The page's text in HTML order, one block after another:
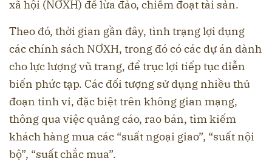
xã hội (NƠXH) để lừa đảo, chiếm đoạt tài sản.
Theo đó, thời gian gần đây, tình trạng lợi dụng
các chính sách NƠXH, trong đó có các dự án dành
cho lực lượng vũ trang, để trục lợi tiếp tục diễn
biến phức tạp. Các đối tượng sử dụng nhiều thủ
đoạn tinh vi, đặc biệt trên không gian mạng,
thông qua việc quảng cáo, rao bán, tìm kiếm
khách hàng mua các “suất ngoại giao”, “suất nội
bộ”, “suất chắc mua”.